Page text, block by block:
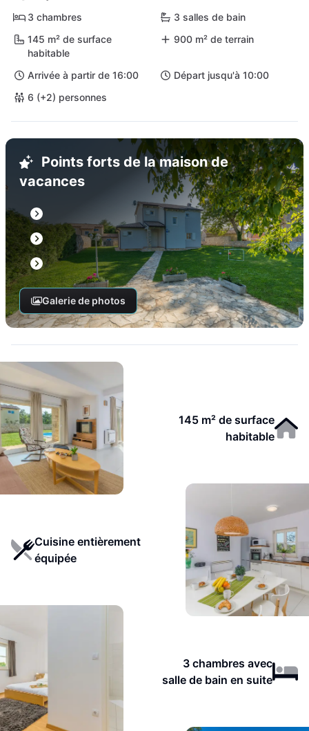
3 chambres
3 salles de bain
145 m² de surface
habitable
900 m² de terrain
Arrivée à partir de 16:00
Départ jusqu'à 10:00
6 (+2) personnes
Points forts de la maison de
vacances
Galerie de photos
145 m² de surface
habitable
Cuisine entièrement
équipée
3 chambres avec
salle de bain en suite